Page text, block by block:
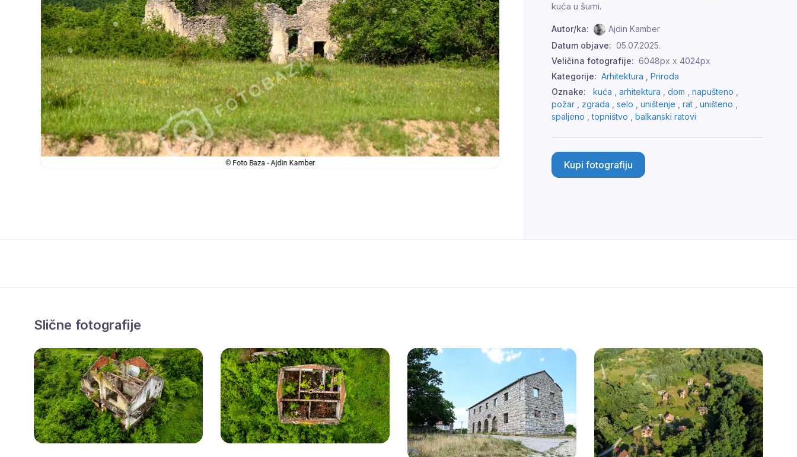
kuća u šumi.
Autor/ka:
Ajdin Kamber
Datum objave: 05.07.2025.
Veličina fotografije: 6048px x 4024px
Kategorije: Arhitektura , Priroda
Oznake:
kuća , arhitektura , dom , napušteno ,
požar , zgrada , selo , uništenje , rat , uništeno ,
spaljeno ,topništvo , balkanski ratovi
Kupi fotografiju
Slične fotografije